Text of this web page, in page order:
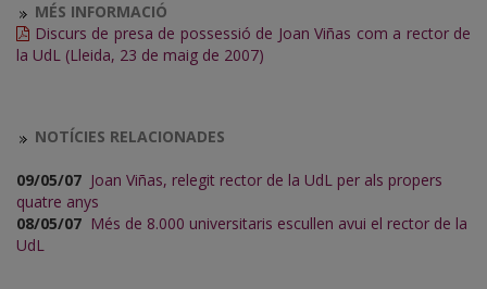
MÉS INFORMACIÓ
Discurs de presa de possessió de Joan Viñas com a rector de
la UdL (Lleida, 23 de maig de 2007)
NOTÍCIES RELACIONADES
09/05/07 Joan Viñas, relegit rector de la UdL per als propers
quatre anys
08/05/07 Més de 8.000 universitaris escullen avui el rector de la
UdL